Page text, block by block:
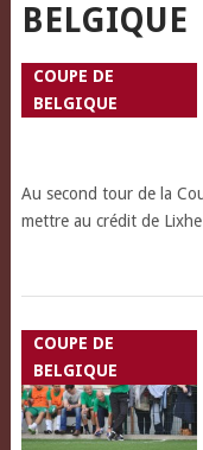
BELGIQUE
COUPE DE
BELGIQUE
Au second tour de la
mettre au crédit de
COUPE DE
BELGIQUE